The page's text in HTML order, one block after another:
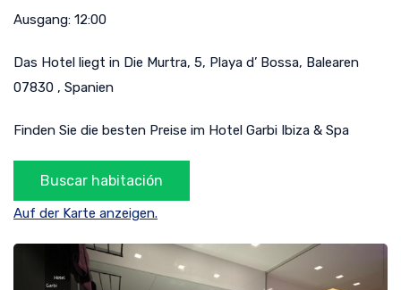
Ausgang: 12:00
Das Hotel liegt in Die Murtra, 5, Playa d’ Bossa, Balearen
07830 , Spanien
Finden Sie die besten Preise im Hotel Garbi Ibiza & Spa
Auf der Karte anzeigen.